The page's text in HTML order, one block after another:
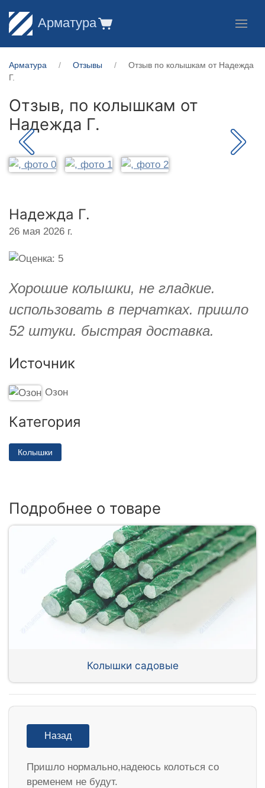
Арматура
Арматура Отзывы
Отзыв по колышкам от Надежда
Г.
Отзыв, по колышкам от
Надежда Г.
Надежда Г.
26 мая 2026 г.
Хорошие колышки, не гладкие.
использовать в перчатках. пришло
52 штуки. быстрая доставка.
Источник
Озон
Категория
Колышки
Подробнее о товаре
Колышки садовые
Назад
Пришло нормально,надеюсь колоться со
временем не будут.